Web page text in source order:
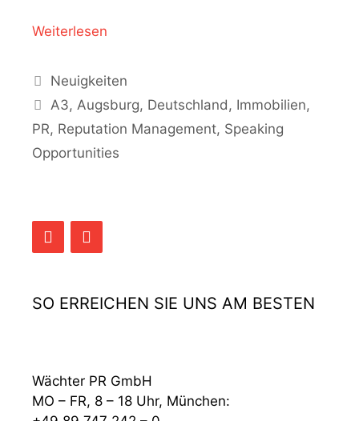
Weiterlesen
Kategorien
Neuigkeiten
Schlagwörter
A3,Augsburg, Deutschland, Immobilien,
PR, Reputation Management, Speaking
Opportunities
SO ERREICHEN SIE UNS AM BESTEN
Wächter PR GmbH
MO – FR, 8 – 18 Uhr, München: